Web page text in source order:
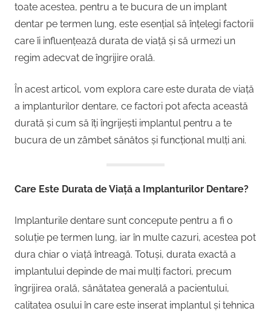
toate acestea, pentru a te bucura de un implant
dentar pe termen lung, este esențial să înțelegi factorii
care îi influențează durata de viață și să urmezi un
regim adecvat de îngrijire orală.
În acest articol, vom explora care este durata de viață
a implanturilor dentare, ce factori pot afecta această
durată și cum să îți îngrijești implantul pentru a te
bucura de un zâmbet sănătos și funcțional mulți ani.
Care Este Durata de Viață a Implanturilor Dentare?
Implanturile dentare sunt concepute pentru a fi o
soluție pe termen lung, iar în multe cazuri, acestea pot
dura chiar o viață întreagă. Totuși, durata exactă a
implantului depinde de mai mulți factori, precum
îngrijirea orală, sănătatea generală a pacientului,
calitatea osului în care este inserat implantul și tehnica